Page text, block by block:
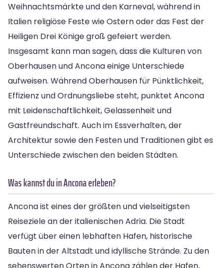
Weihnachtsmärkte und den Karneval, während in
Italien religiöse Feste wie Ostern oder das Fest der
Heiligen Drei Könige groß gefeiert werden.
Insgesamt kann man sagen, dass die Kulturen von
Oberhausen und Ancona einige Unterschiede
aufweisen. Während Oberhausen für Pünktlichkeit,
Effizienz und Ordnungsliebe steht, punktet Ancona
mit Leidenschaftlichkeit, Gelassenheit und
Gastfreundschaft. Auch im Essverhalten, der
Architektur sowie den Festen und Traditionen gibt es
Unterschiede zwischen den beiden Städten.
Was kannst du in Ancona erleben?
Ancona ist eines der größten und vielseitigsten
Reiseziele an der italienischen Adria. Die Stadt
verfügt über einen lebhaften Hafen, historische
Bauten in der Altstadt und idyllische Strände. Zu den
sehenswerten Orten in Ancona zählen der Hafen,